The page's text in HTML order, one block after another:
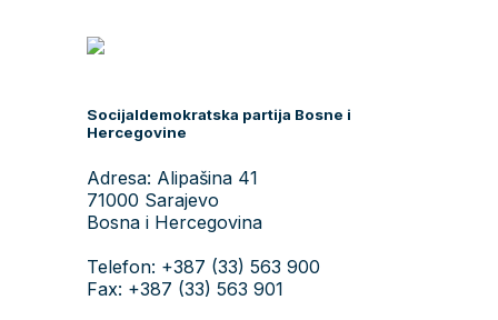
Socijaldemokratska partija Bosne i
Hercegovine
Adresa: Alipašina 41
71000 Sarajevo
Bosna i Hercegovina
Telefon: +387 (33) 563 900
Fax: +387 (33) 563 901